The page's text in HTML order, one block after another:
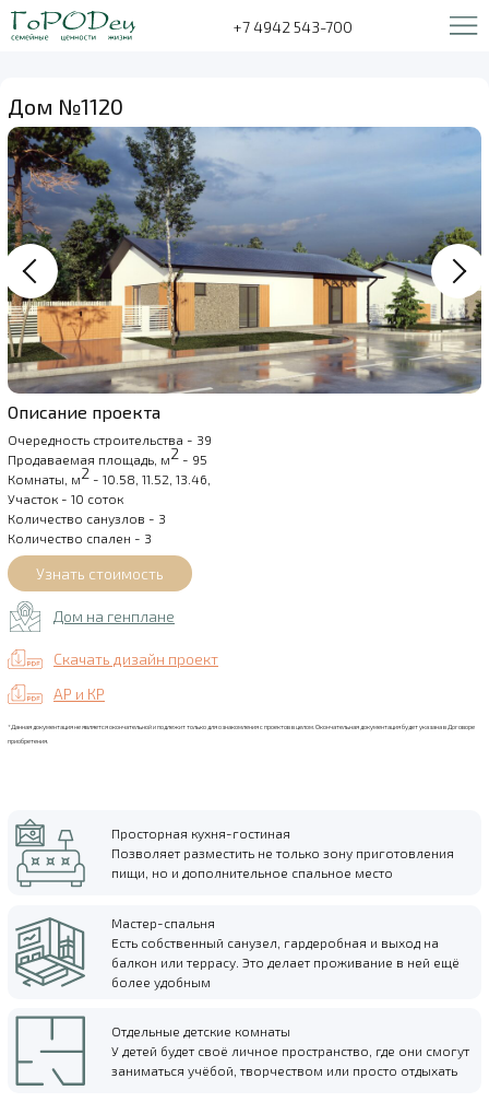
+7 4942 543-700
Дом №1120
Описание проекта
Очередность строительства - 39
Продаваемая площадь, м2 - 95
Комнаты, м2 - 10.58, 11.52, 13.46,
Участок - 10 соток
Количество санузлов - 3
Количество спален - 3
Дом на генплане
Скачать дизайн проект
АР и КР
*Данная документация не является окончательной и подлежит только для ознакомления с проектов в целом. Окончательная документация будет указана в Договоре
приобретения.
Просторная кухня-гостиная
Позволяет разместить не только зону приготовления
пищи, но и дополнительное спальное место
Мастер-спальня
Есть собственный санузел, гардеробная и выход на
балкон или террасу. Это делает проживание в ней ещё
более удобным
Отдельные детские комнаты
У детей будет своё личное пространство, где они смогут
заниматься учёбой, творчеством или просто отдыхать